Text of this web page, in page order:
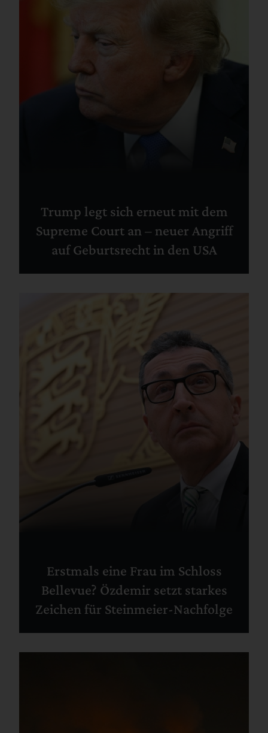
Trump legt sich erneut mit dem
Supreme Court an – neuer Angriff
auf Geburtsrecht in den USA
Erstmals eine Frau im Schloss
Bellevue? Özdemir setzt starkes
Zeichen für Steinmeier-Nachfolge